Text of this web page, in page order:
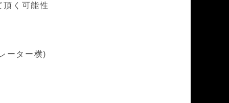
く可能性
ーター横)